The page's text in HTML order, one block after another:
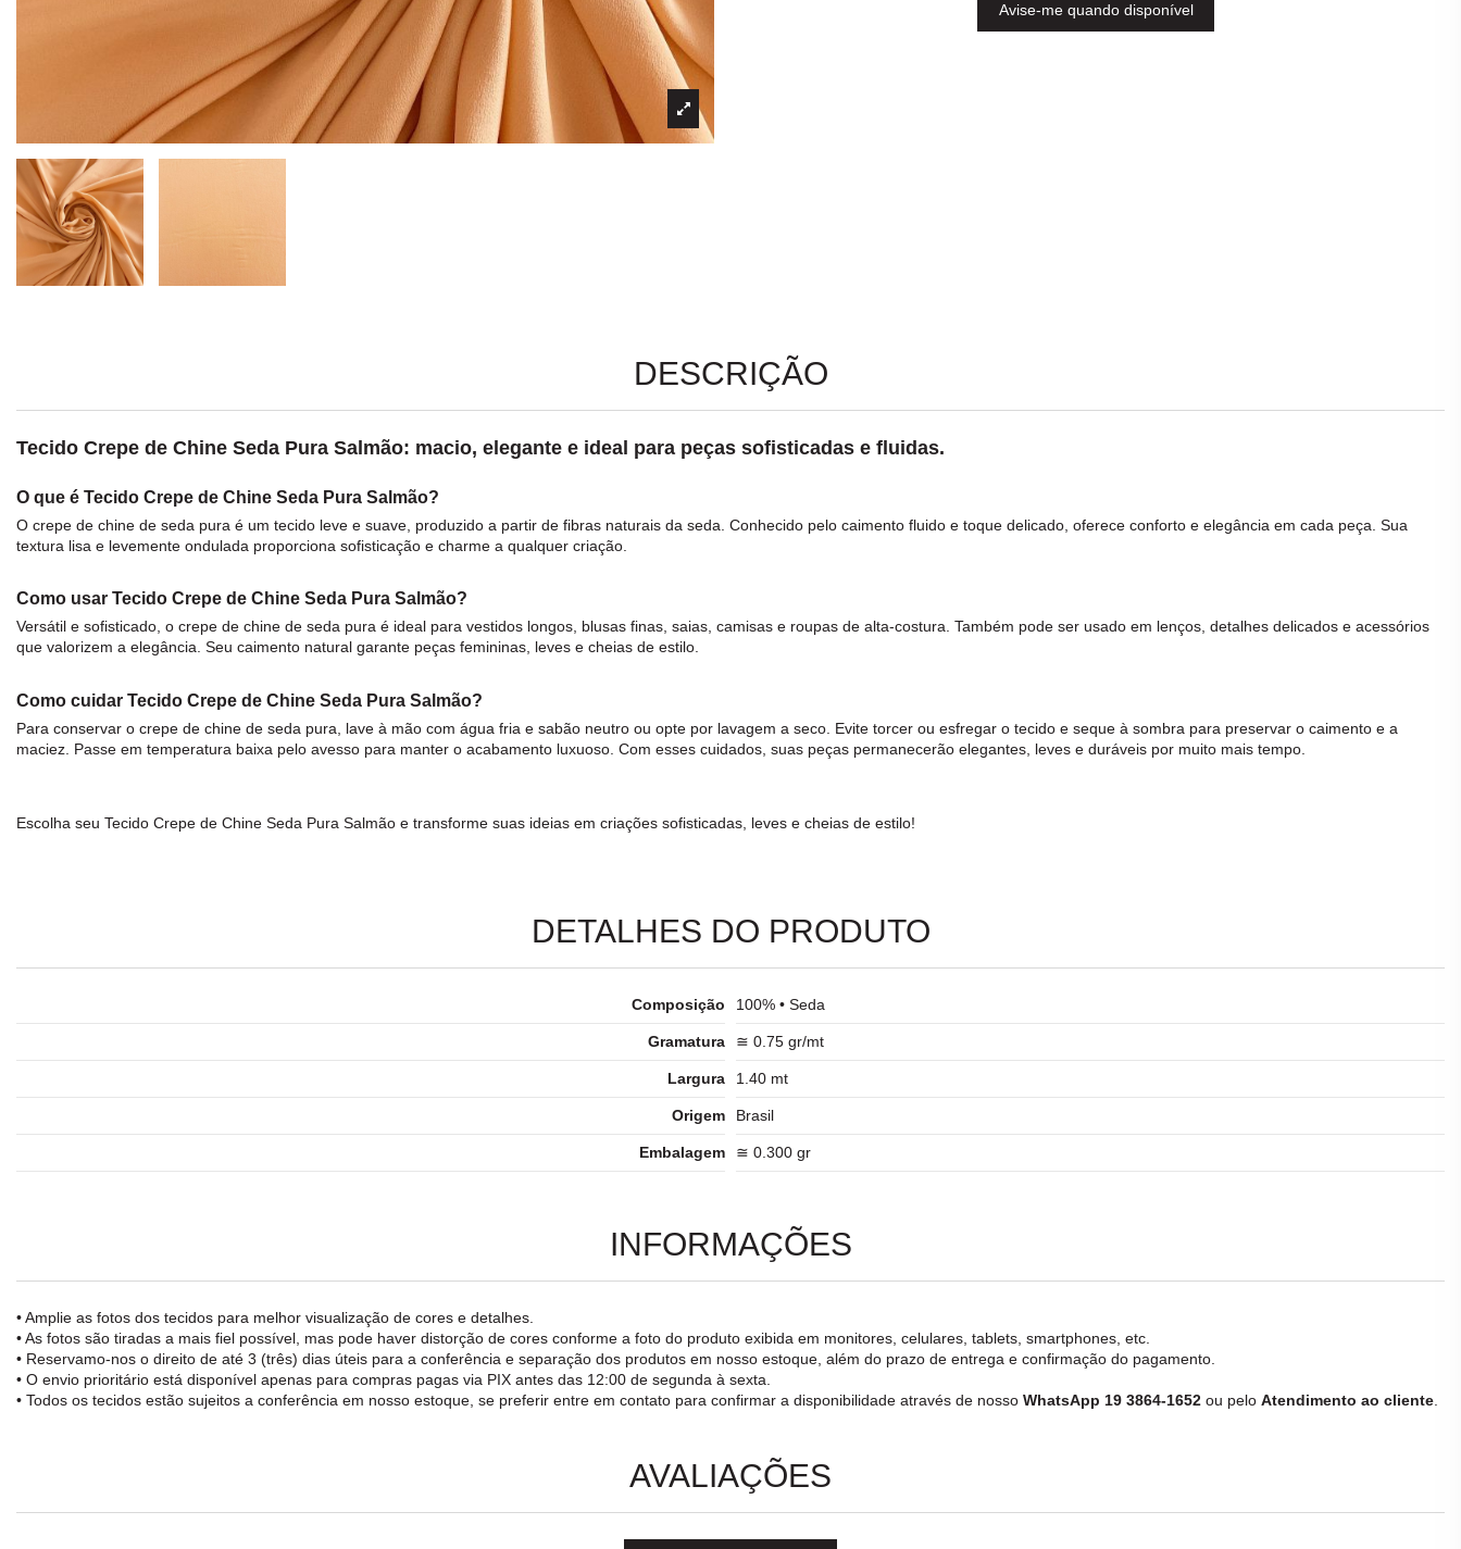
Avise-me quando disponível
DESCRIÇÃO
Tecido Crepe de Chine Seda Pura Salmão: macio, elegante e ideal para peças sofisticadas e fluidas.
O que é Tecido Crepe de Chine Seda Pura Salmão?
O crepe de chine de seda pura é um tecido leve e suave, produzido a partir de fibras naturais da seda . Conhecido pelo caimento fluido e toque delicado, oferece conforto e elegância em cada peça. Sua
textura lisa e levemente ondulada proporciona sofisticação e charme a qualquer criação.
Como usar Tecido Crepe de Chine Seda Pura Salmão?
Versátil e sofisticado, o crepe de chine de seda pura é ideal para vestidos longos, blusas finas, saias, camisas e roupas de alta-costura. Também pode ser usado em lenços, detalhes delicados e acessórios
que valorizem a elegância. Seu caimento natural garante peças femininas, leves e cheias de estilo.
Como cuidar Tecido Crepe de Chine Seda Pura Salmão?
Para conservar o crepe de chine de seda pura, lave à mão com água fria e sabão neutro ou opte por lavagem a seco. Evite torcer ou esfregar o tecido e seque à sombra para preservar o caimento e a
maciez. Passe em temperatura baixa pelo avesso para manter o acabamento luxuoso. Com esses cuidados, suas peças permanecerão elegantes, leves e duráveis por muito mais tempo.
Escolha seu Tecido Crepe de Chine Seda Pura Salmão e transforme suas ideias em criações sofisticadas, leves e cheias de estilo!
DETALHES DO PRODUTO
Composição 100% • Seda
Gramatura ≅ 0.75 gr/mt
Largura 1.40 mt
Origem Brasil
Embalagem ≅ 0.300 gr
INFORMAÇÕES
• Amplie as fotos dos tecidos para melhor visualização de cores e detalhes.
• As fotos são tiradas a mais fiel possível, mas pode haver distorção de cores conforme a foto do produto exibida em monitores, celulares, tablets, smartphones, etc.
• Reservamo-nos o direito de até 3 (três) dias úteis para a conferência e separação dos produtos em nosso estoque, além do prazo de entrega e confirmação do pagamento.
• O envio prioritário está disponível apenas para compras pagas via PIX antes das 12:00 de segunda à sexta.
• Todos os tecidos estão sujeitos a conferência em nosso estoque, se preferir entre em contato para confirmar a disponibilidade através de nosso WhatsApp 19 3864-1652 ou pelo Atendimento ao cliente
AVALIAÇÕES